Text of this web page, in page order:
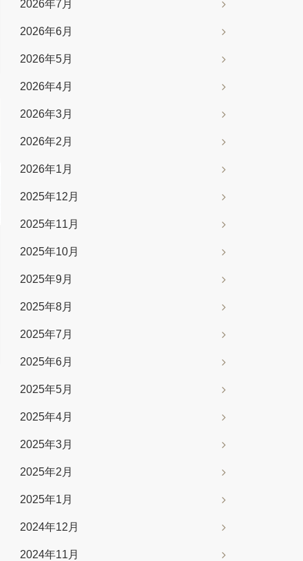
2026年7月
2026年6月
2026年5月
2026年4月
2026年3月
2026年2月
2026年1月
2025年12月
2025年11月
2025年10月
2025年9月
2025年8月
2025年7月
2025年6月
2025年5月
2025年4月
2025年3月
2025年2月
2025年1月
2024年12月
2024年11月